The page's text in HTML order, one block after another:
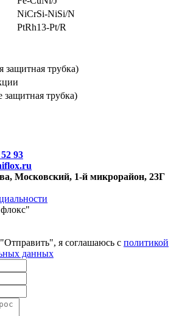
NiCrSi-NiSi/N
PtRh13-Pt/R
защитная трубка)
защитная трубка)
93
, Московский, 1-й микрорайон, 23Г
я соглашаюсь с политикой
данных